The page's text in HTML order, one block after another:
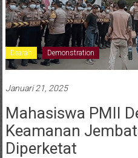
Dearah Demonstration
Januari 21, 2025
Mahasiswa PMII
Keamanan
Diperketat